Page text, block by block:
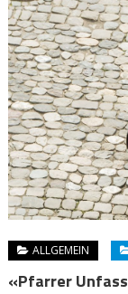
ALLGEMEIN
«Pfarrer